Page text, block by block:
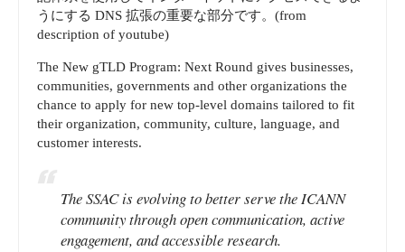
うにする DNS 拡張の重要な部分です。(from
description of youtube)
The New gTLD Program: Next Round gives businesses,
communities, governments and other organizations the
chance to apply for new top-level domains tailored to fit
their organization, community, culture, language, and
customer interests.
The SSAC is evolving to better serve the ICANN
community through open communication, active
engagement, and accessible research.